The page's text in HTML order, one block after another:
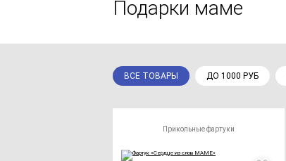
Подарки маме
ВСЕ ТОВАРЫ ДО 1000 РУБ
Прикольные фартуки